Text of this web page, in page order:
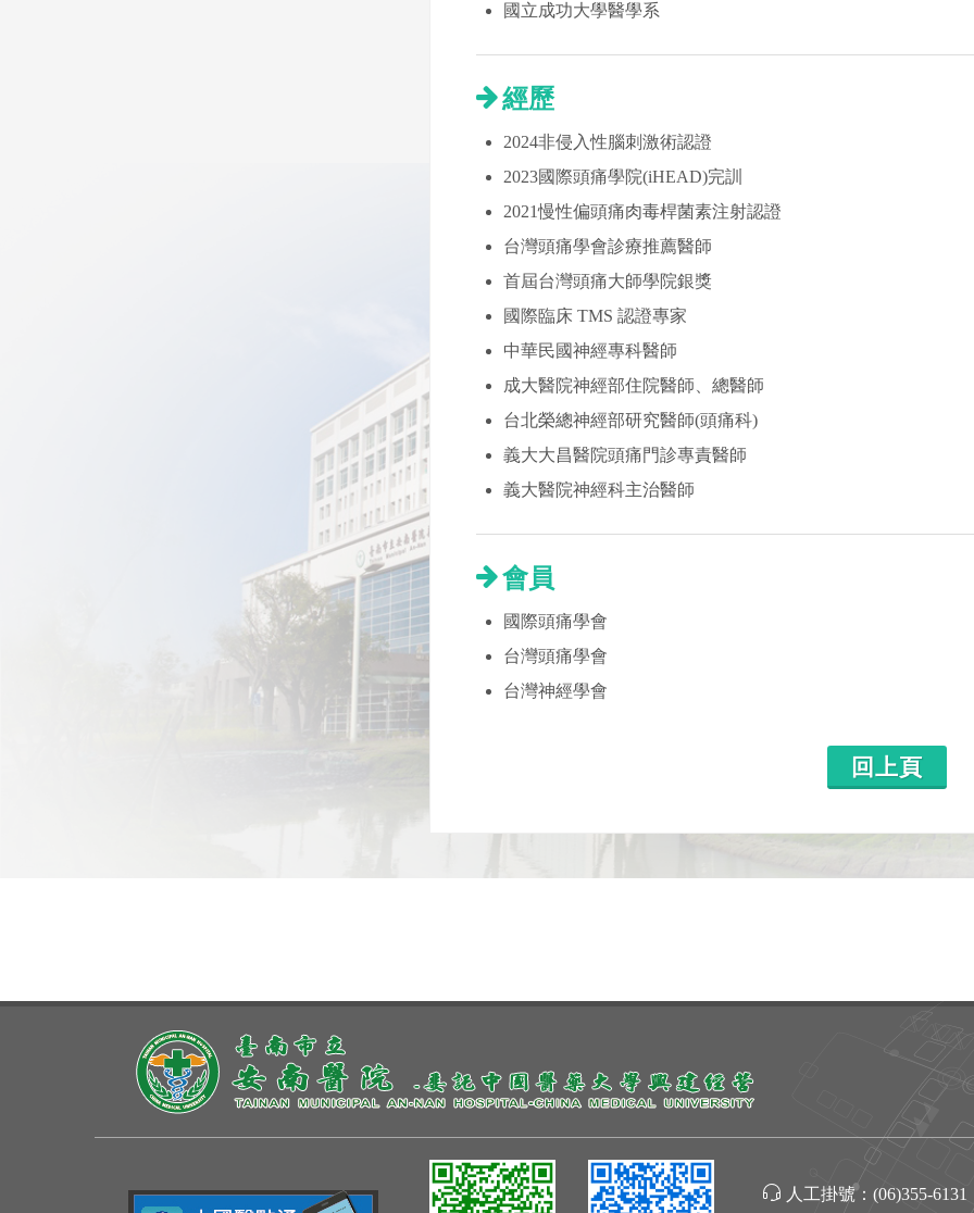
國立成功大學醫學系
經歷
2024非侵入性腦刺激術認證
2023國際頭痛學院(iHEAD)完訓
2021慢性偏頭痛肉毒桿菌素注射認證
台灣頭痛學會診療推薦醫師
首屆台灣頭痛大師學院銀獎
國際臨床 TMS 認證專家
中華民國神經專科醫師
成大醫院神經部住院醫師、總醫師
台北榮總神經部研究醫師(頭痛科)
義大大昌醫院頭痛門診專責醫師
義大醫院神經科主治醫師
會員
國際頭痛學會
台灣頭痛學會
台灣神經學會
回上頁
人工掛號： (06)355-6131